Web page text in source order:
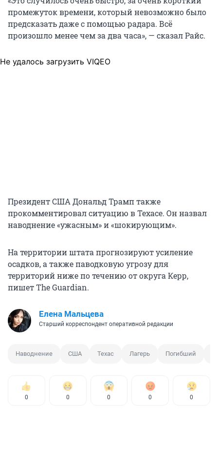
промежуток времени, который невозможно было
предсказать даже с помощью радара. Всё
произошло менее чем за два часа», — сказал Райс.
Не удалось загрузить VIQEO
Президент США Дональд Трамп также
прокомментировал ситуацию в Техасе. Он назвал
наводнение «ужасным» и «шокирующим».
На территории штата прогнозируют усиление
осадков, а также паводковую угрозу для
территорий ниже по течению от округа Керр,
пишет The Guardian.
Елена Мальцева
Старший корреспондент оперативной редакции
Наводнение США Техас Лагерь Погибший
0 0 0 0 0